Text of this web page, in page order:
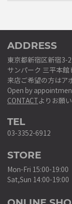
ADDRESS
東京都新宿区新宿3-
サンパーク 三平本館
来店ご希望の方はア
Open by
CONTACTよりお願
TEL
03-3352-6912
STORE
Mon-Fri 15:00-19:00
Sat,Sun 14:00-19:00